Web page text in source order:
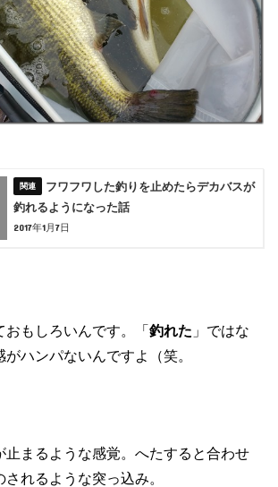
フワフワした釣りを止めたらデカバスが
釣れるようになった話
2017年1月7日
おもしろいんです。「釣れた 」ではな
がハンパないんですよ（笑。
止まるような感覚。へたすると合わせ
れるような突っ込み。